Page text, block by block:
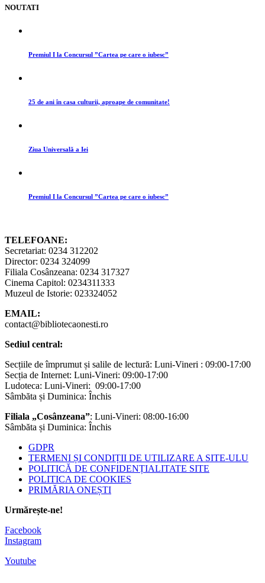
NOUTATI
Premiul I la Concursul ”Cartea pe care o iubesc”
25 de ani în casa culturii, aproape de comunitate!
Ziua Universală a Iei
Premiul I la Concursul ”Cartea pe care o iubesc”
TELEFOANE:
Secretariat: 0234 312202
Director: 0234 324099
Filiala Cosânzeana: 0234 317327
Cinema Capitol: 0234311333
Muzeul de Istorie: 023324052
EMAIL:
contact@bibliotecaonesti.ro
Sediul central:
Secțiile de împrumut și salile de lectură: Luni-Vineri : 09:00-17:00
Secția de Internet: Luni-Vineri: 09:00-17:00
Ludoteca: Luni-Vineri: 09:00-17:00
Sâmbăta și Duminica: Închis
Filiala „Cosânzeana”: Luni-Vineri: 08:00-16:00
Sâmbăta și Duminica: Închis
GDPR
TERMENI ȘI CONDIȚII DE UTILIZARE A SITE-ULU
POLITICĂ DE CONFIDENȚIALITATE SITE
POLITICA DE COOKIES
PRIMĂRIA ONEȘTI
Urmărește-ne!
Facebook
Instagram
Youtube